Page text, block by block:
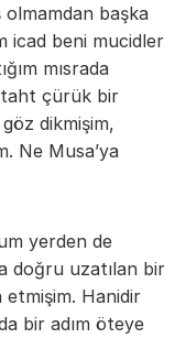
olmamdan başka
icad beni mucidler
mısrada
taht çürük bir
dikmişim,
Ne Musa’ya
yerden de
doğru uzatılan bir
etmişim. Hanidir
bir adım öteye